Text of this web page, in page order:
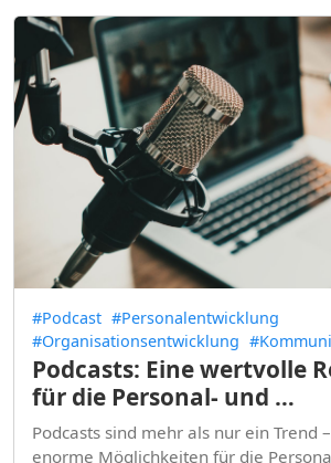
#Podcast #Personalentwicklung
#Organisationsentwicklung
Podcasts: Eine wertvolle
für die Personal- und …
Podcasts sind mehr als nur ein Trend
enorme Möglichkeiten für die